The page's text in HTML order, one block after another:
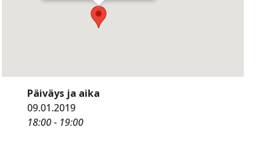
Päiväys ja aika
09.01.2019
18:00 - 19:00